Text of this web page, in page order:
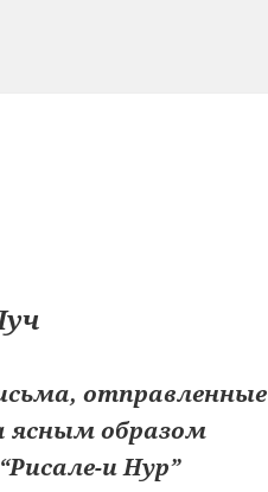
отправленные
ясным образом
и Нур”